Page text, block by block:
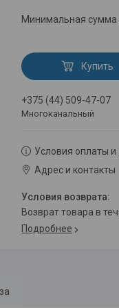
Минимальная сумма
Купить
+375 (44) 509-47-07
Многоканальный
Условия оплаты и
Адрес и контакты
возврат товара в
Подробнее